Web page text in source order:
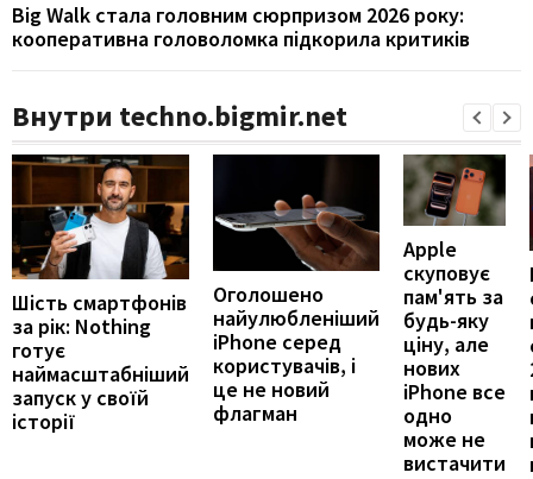
Big Walk стала головним сюрпризом 2026 року:
кооперативна головоломка підкорила критиків
Внутри techno.bigmir.net
Шість смартфонів
за рік: Nothing
готує
наймасштабніший
запуск у своїй
історії
Оголошено
найулюбленіший
iPhone серед
користувачів, і
це не новий
флагман
Apple
скуповує
пам'ять за
будь-яку
ціну, але
нових
iPhone все
одно
може не
вистачити